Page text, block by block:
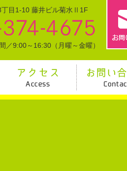
丁目1-10 藤井ビル菊水Ⅱ1F
／9:00～16:30（月曜～金曜）